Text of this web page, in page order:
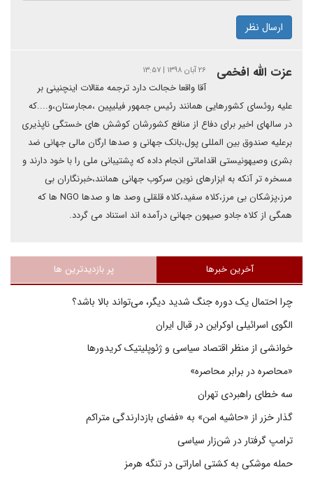
ارسال نظر
عزت الله افخمی ۲۶ آبان ۱۳۹۸ | ۱۳:۵۷
آقا واقعا خجالت دارد ترجمه مقالات اینچنینی بر
علیه روئسای کشورهایی همانند رئیس جمهور فیلیپین ،مجارستان،و....که
در سالهای اخیر برای دفاع از منافع کشورشان کوشش های خستگی ناپذیری
برعلیه صندوق بین المللی پول،بانک جهانی و صدها ارگان مالی جهانی ضد
بشری وصیهونیستی اقداماتی انجام داده که پشتیبانی ملی را با خود دارند و
مسخره تر آنکه به ابزارهای نوین سرکوب جهانی همانند،خبرنگاران بی
مرز،پزشکان بی مرز،کلاه سفید،کلاه قلقلی وصد ها و صدها NGO ها که
همگی از کلاه جادو صیهون جهانی درآمده اند استناد می گردد.
آخرین خبرها پر بازدیدترین ها
چرا احتمال یک دوره جنگ شدید دیگر، می‌تواند بالا باشد؟
الگوی اسرائیلی اوکراین در قبال ایران
خوانشی از منظر اقتصاد سیاسی و ژئوپلیتیک کریدورها
«محاصره در برابر محاصره»
سه خطای راهبردی تهران
گذار خزر از «حاشیه امن» به «فضای بازدارندگی متراکم
ترامپ گرفتار در شن‌زار سیاسی
حمله موشکی به کشتی اماراتی در تنگه هرمز